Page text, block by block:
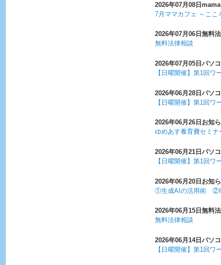
2026年07月08日
7月ママカフェ ～ここ
2026年07月06日 無料
無料法律相談
2026年07月05日 パソ
【日曜開催】第1回ワ
2026年06月28日パソ
【日曜開催】第1回ワ
2026年06月26日 お知
ゆめあす養育費セミナ
2026年06月21日 パソ
【日曜開催】第1回ワ
2026年06月20日お知
①生成AIの活用術
2026年06月15日 無料
無料法律相談
2026年06月14日 パソ
【日曜開催】第1回ワ